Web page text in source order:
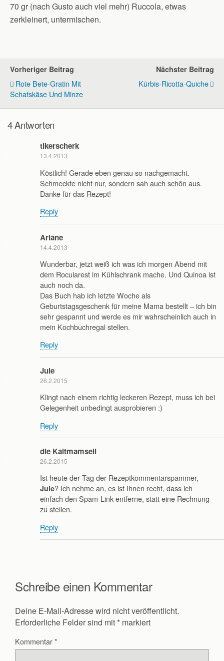
70 gr (nach Gusto auch viel mehr) Ruccola, etwas
zerkleinert, untermischen.
Vorheriger Beitrag
Rote Bete-Gratin Mit
Schafskäse Und Minze
Nächster Beitrag
Kürbis-Ricotta-Quiche
4 Antworten
tikerscherk
13.4.2013
Köstlich! Gerade eben genau so nachgemacht.
Schmeckte nicht nur, sondern sah auch schön aus.
Danke für das Rezept!
Reply
Ariane
14.4.2013
Wunderbar, jetzt weiß ich was ich morgen Abend mit
dem Rocularest im Kühlschrank mache. Und Quinoa ist
auch noch da.
Das Buch hab ich letzte Woche als
Geburtstagsgeschenk für meine Mama bestellt – ich bin
sehr gespannt und werde es mir wahrscheinlich auch in
mein Kochbuchregal stellen.
Reply
Jule
26.2.2015
Klingt nach einem richtig leckeren Rezept, muss ich bei
Gelegenheit unbedingt ausprobieren :)
Reply
die Kaltmamsell
26.2.2015
Ist heute der Tag der Rezeptkommentarspammer,
Jule? Ich nehme an, es ist Ihnen recht, dass ich
einfach den Spam-Link entferne, statt eine Rechnung
zu stellen.
Reply
Schreibe einen Kommentar
Deine E-Mail-Adresse wird nicht veröffentlicht.
Erforderliche Felder sind mit * markiert
Kommentar*